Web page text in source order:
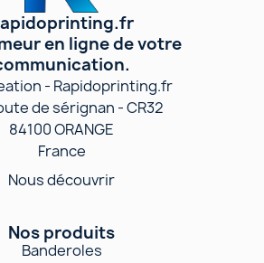
en ligne de votre
- Rapidoprinting.fr
de sérignan - CR32
84100 ORANGE
France
Nous découvrir
Nos produits
Banderoles